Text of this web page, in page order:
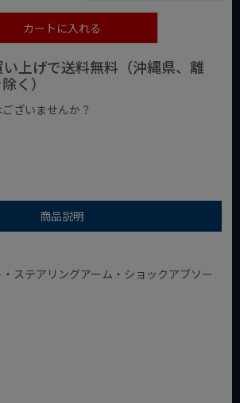
カートに入れる
上げで送料無料（沖縄県、離
く）
ざいませんか？
商品説明
ステアリングアーム・ショックアブソー